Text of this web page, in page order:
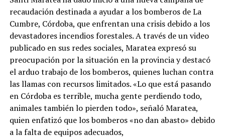
recaudación destinada a ayudar a los bomberos de La
Cumbre, Córdoba, que enfrentan una crisis debido a los
devastadores incendios forestales. A través de un video
publicado en sus redes sociales, Maratea expresó su
preocupación por la situación en la provincia y destacó
el arduo trabajo de los bomberos, quienes luchan contra
las llamas con recursos limitados. «Lo que está pasando
en Córdoba es terrible, mucha gente perdiendo todo,
animales también lo pierden todo», señaló Maratea,
quien enfatizó que los bomberos «no dan abasto» debido
a la falta de equipos adecuados​,